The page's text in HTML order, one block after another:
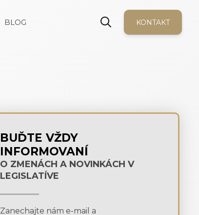
BLOG KONTAKT
BUĎTE VŽDY
INFORMOVANÍ
O ZMENÁCH A NOVINKÁCH V
LEGISLATÍVE
Zanechajte nám e-mail a